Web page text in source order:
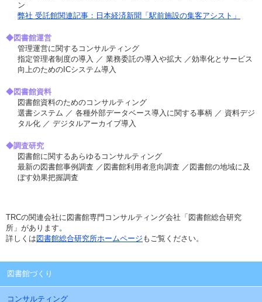
ン
弊社 受託館関連記事：日本経済新聞「駅前施設の集客アシスト」
◆図書館運営
管理運営に関するコンサルティング
指定管理者制度の導入 ／ 業務委託の導入や拡大 ／効率化とサービス
向上のためのICシステム導入
◆図書館資料
図書館資料のためのコンサルティング
選書システム ／ 各種外部データベース導入に関する事柄 ／ 資料デジ
タル化 ／ デジタルアーカイブ導入
◆調査研究
図書館に関するあらゆるコンサルティング
最新の図書館事例調査 ／図書館利用者意向調査 ／図書館の地域に及
ぼす効果把握調査
TRCの関連会社に図書館専門コンサルティング会社「図書館総合研究
所」があります。
詳しくは 図書館総合研究所ホームページ もご覧ください。
図書館づくり
コンサルティング